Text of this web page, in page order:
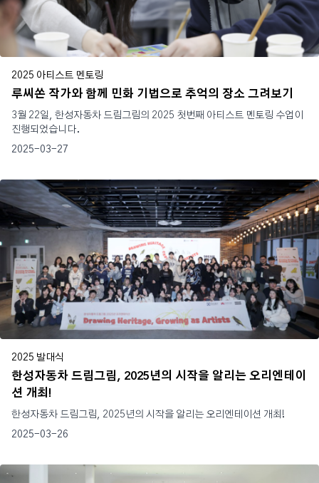
2025 아티스트 멘토링
루씨쏜 작가와 함께 민화 기법으로 추억의 장소 그려보기
3월 22일, 한성자동차 드림그림의 2025 첫번째 아티스트 멘토링 수업이
진행되었습니다.
2025-03-27
2025 발대식
한성자동차 드림그림, 2025년의 시작을 알리는 오리엔테이
션 개최!
한성자동차 드림그림, 2025년의 시작을 알리는 오리엔테이션 개최!
2025-03-26